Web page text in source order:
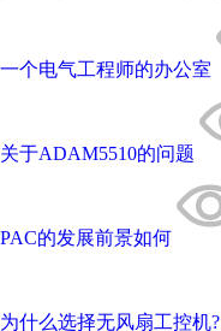
一个电气工程师的办公室
关于ADAM5510的问题
PAC的发展前景如何
为什么选择无风扇工控机?